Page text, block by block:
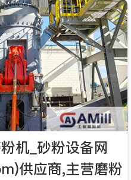
机_砂粉设备网
供应商,主营磨粉